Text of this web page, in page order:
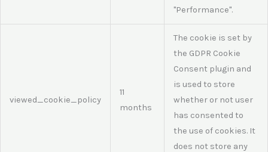
"Performance".
viewed_cookie_policy
11
months
The cookie is set by
the GDPR Cookie
Consent plugin and
is used to store
whether or not user
has consented to
the use of cookies. It
does not store any